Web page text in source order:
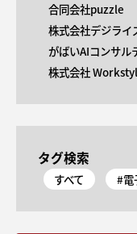
合同会社puzzle
株式会社デジライ
がばいAIコンサル
株式会社
タグ検索
すべて #電